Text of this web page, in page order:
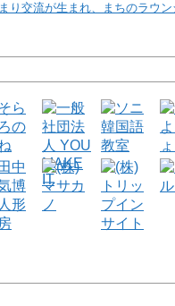
り交流が生まれ、まちのラウ